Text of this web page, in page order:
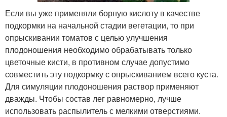
Если вы уже применяли борную кислоту в качестве
подкормки на начальной стадии вегетации, то при
опрыскивании томатов с целью улучшения
плодоношения необходимо обрабатывать только
цветочные кисти, в противном случае допустимо
совместить эту подкормку с опрыскиванием всего куста.
Для симуляции плодоношения раствор применяют
дважды. Чтобы состав лег равномерно, лучше
использовать распылитель с мелкими отверстиями.